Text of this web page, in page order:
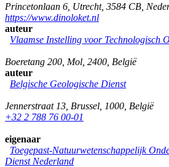
Princetonlaan 6 Utrecht, 3584 CB
https://www.dinoloket.nl
auteur
Vlaamse Instelling voor Technologisch
Boeretang 200 Mol 2400 België
auteur
Belgische Geologische Dienst
Jennerstraat 13 Brussel 1000 België
+32 2 788 76 00-01
eigenaar
Toegepast-Natuurwetenschappelijk
Dienst Nederland